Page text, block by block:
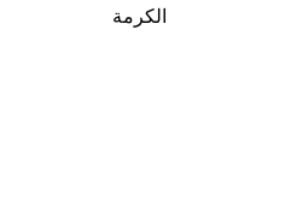
الكرمة